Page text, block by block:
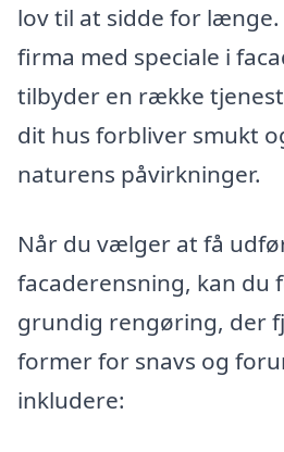
lov til at sidde for
firma med speciale i
tilbyder en række
dit hus forbliver smukt
naturens påvirkninger.
Når du vælger at få
facaderensning, kan du
grundig rengøring, der
former for snavs og
inkludere: